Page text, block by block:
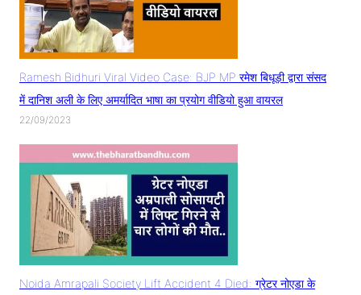
Ramesh Bidhuri Viral Video Case: BJP MP रमेश बिधूड़ी द्वारा संसद
में दानिश अली के लिए अमर्यादित भाषा का प्रयोग वीडियो हुआ वायरल
22/09/2023
Noida Amrapali Society Lift Accident 4 Died: ग्रेटर नोएडा के